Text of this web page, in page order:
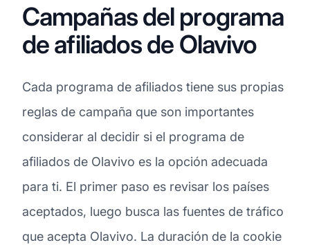
Campañas del programa
de afiliados de Olavivo
Cada programa de afiliados tiene sus propias
reglas de campaña que son importantes
considerar al decidir si el programa de
afiliados de Olavivo es la opción adecuada
para ti. El primer paso es revisar los países
aceptados, luego busca las fuentes de tráfico
que acepta Olavivo. La duración de la cookie